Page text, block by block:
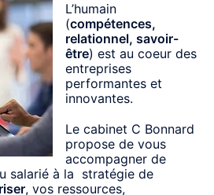
L’humain
(compétences,
relationnel, savoir-
être) est au coeur des
entreprises
performantes et
innovantes.
Le cabinet C Bonnard
propose de vous
accompagner de
salarié à la stratégie de
, vos ressources,